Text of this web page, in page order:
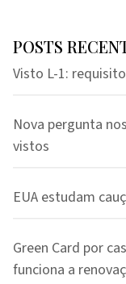
POSTS
Visto L-1:
Nova pergunta
vistos
EUA estudam
Green Card por
funciona a